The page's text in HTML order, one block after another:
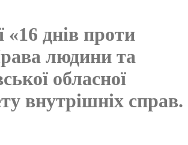
«16 днів проти
людини та
обласної
внутрішніх справ.